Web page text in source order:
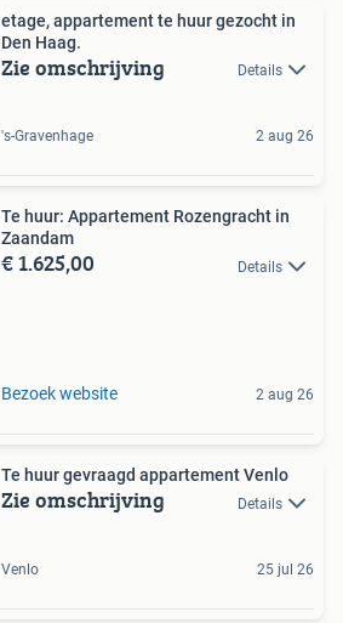
etage, appartement te huur gezocht in
Den Haag.
Zie omschrijving Details
's-Gravenhage 2 aug 26
Te huur: Appartement Rozengracht in
Zaandam
€ 1.625,00 Details
Bezoek website 2 aug 26
Te huur gevraagd appartement Venlo
Zie omschrijving Details
Venlo 25 jul 26